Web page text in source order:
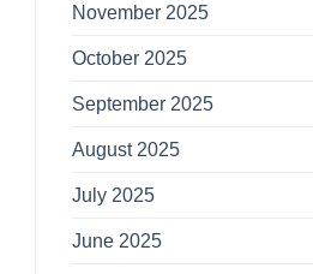
November 2025
October 2025
September 2025
August 2025
July 2025
June 2025